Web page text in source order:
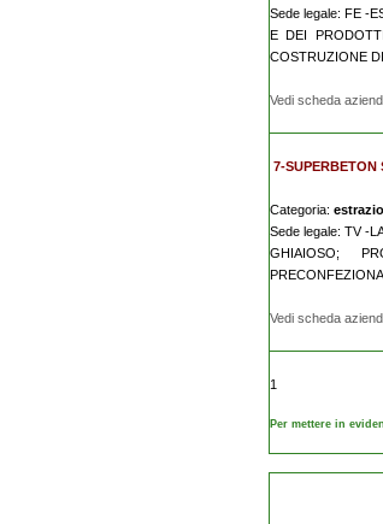
Sede legale: FE -
E DEI
COSTRUZIONE
Vedi scheda
7-SUPERBETON
Categoria:
Sede legale: TV -
GHIAIOSO;
Vedi scheda
1
Per mettere in